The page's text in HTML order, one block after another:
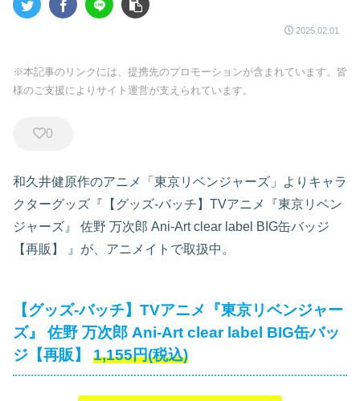
2025.02.01
※本記事のリンクには、提携先のプロモーションが含まれています。皆
様のご支援によりサイト運営が支えられています。
0
和久井健原作のアニメ「東京リベンジャーズ」よりキャラ
クターグッズ『【グッズ-バッチ】TVアニメ『東京リベン
ジャーズ』 佐野 万次郎 Ani-Art clear label BIG缶バッジ
【再販】
』が、アニメイトで取扱中。
【グッズ-バッチ】TVアニメ『東京リベンジャー
ズ』 佐野 万次郎 Ani-Art clear label BIG缶バッ
ジ【再販】
1,155円(税込)